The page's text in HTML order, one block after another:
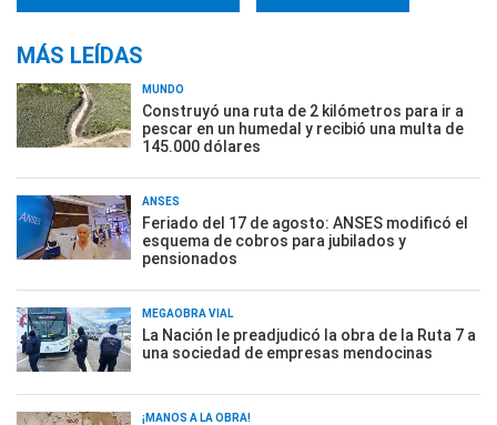
MÁS LEÍDAS
MUNDO
Construyó una ruta de 2 kilómetros para ir a
pescar en un humedal y recibió una multa de
145.000 dólares
ANSES
Feriado del 17 de agosto: ANSES modificó el
esquema de cobros para jubilados y
pensionados
MEGAOBRA VIAL
La Nación le preadjudicó la obra de la Ruta 7 a
una sociedad de empresas mendocinas
¡MANOS A LA OBRA!